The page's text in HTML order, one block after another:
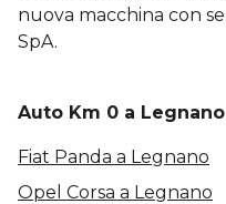
nuova macchina con
SpA.
Auto Km 0 a Legnano
Fiat Panda a Legnano
Opel Corsa a Legnano